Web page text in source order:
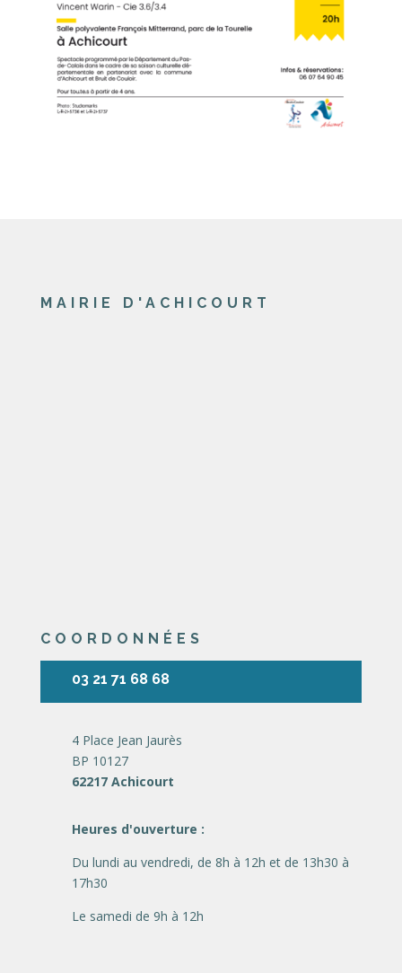
MAIRIE D'ACHICOURT
COORDONNÉES
03 21 71 68 68
4 Place Jean Jaurès
BP 10127
62217 Achicourt
Heures d'ouverture :
Du lundi au vendredi, de 8h à 12h et de 13h30 à
17h30
Le samedi de 9h à 12h